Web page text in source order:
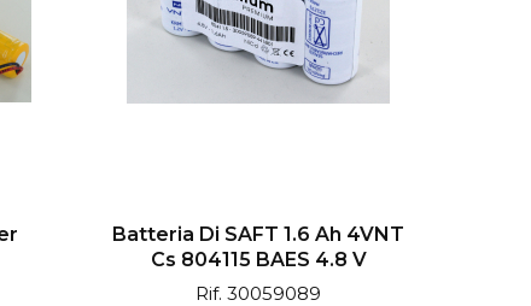
Batteria Di SAFT 1.6 Ah 4VNT
Cs 804115 BAES 4.8 V
Rif. 30059089